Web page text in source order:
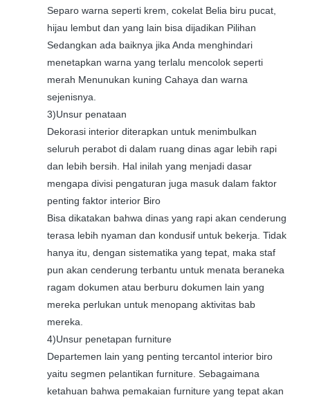
Separo warna seperti krem, cokelat Belia biru pucat,
hijau lembut dan yang lain bisa dijadikan Pilihan
Sedangkan ada baiknya jika Anda menghindari
menetapkan warna yang terlalu mencolok seperti
merah Menunukan kuning Cahaya dan warna
sejenisnya.
3)Unsur penataan
Dekorasi interior diterapkan untuk menimbulkan
seluruh perabot di dalam ruang dinas agar lebih rapi
dan lebih bersih. Hal inilah yang menjadi dasar
mengapa divisi pengaturan juga masuk dalam faktor
penting faktor interior Biro
Bisa dikatakan bahwa dinas yang rapi akan cenderung
terasa lebih nyaman dan kondusif untuk bekerja. Tidak
hanya itu, dengan sistematika yang tepat, maka staf
pun akan cenderung terbantu untuk menata beraneka
ragam dokumen atau berburu dokumen lain yang
mereka perlukan untuk menopang aktivitas bab
mereka.
4)Unsur penetapan furniture
Departemen lain yang penting tercantol interior biro
yaitu segmen pelantikan furniture. Sebagaimana
ketahuan bahwa pemakaian furniture yang tepat akan